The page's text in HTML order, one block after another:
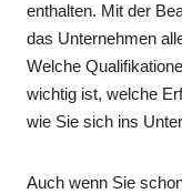
enthalten. Mit der
das Unternehmen
Welche
wichtig ist, welche
wie Sie sich ins
Auch wenn Sie